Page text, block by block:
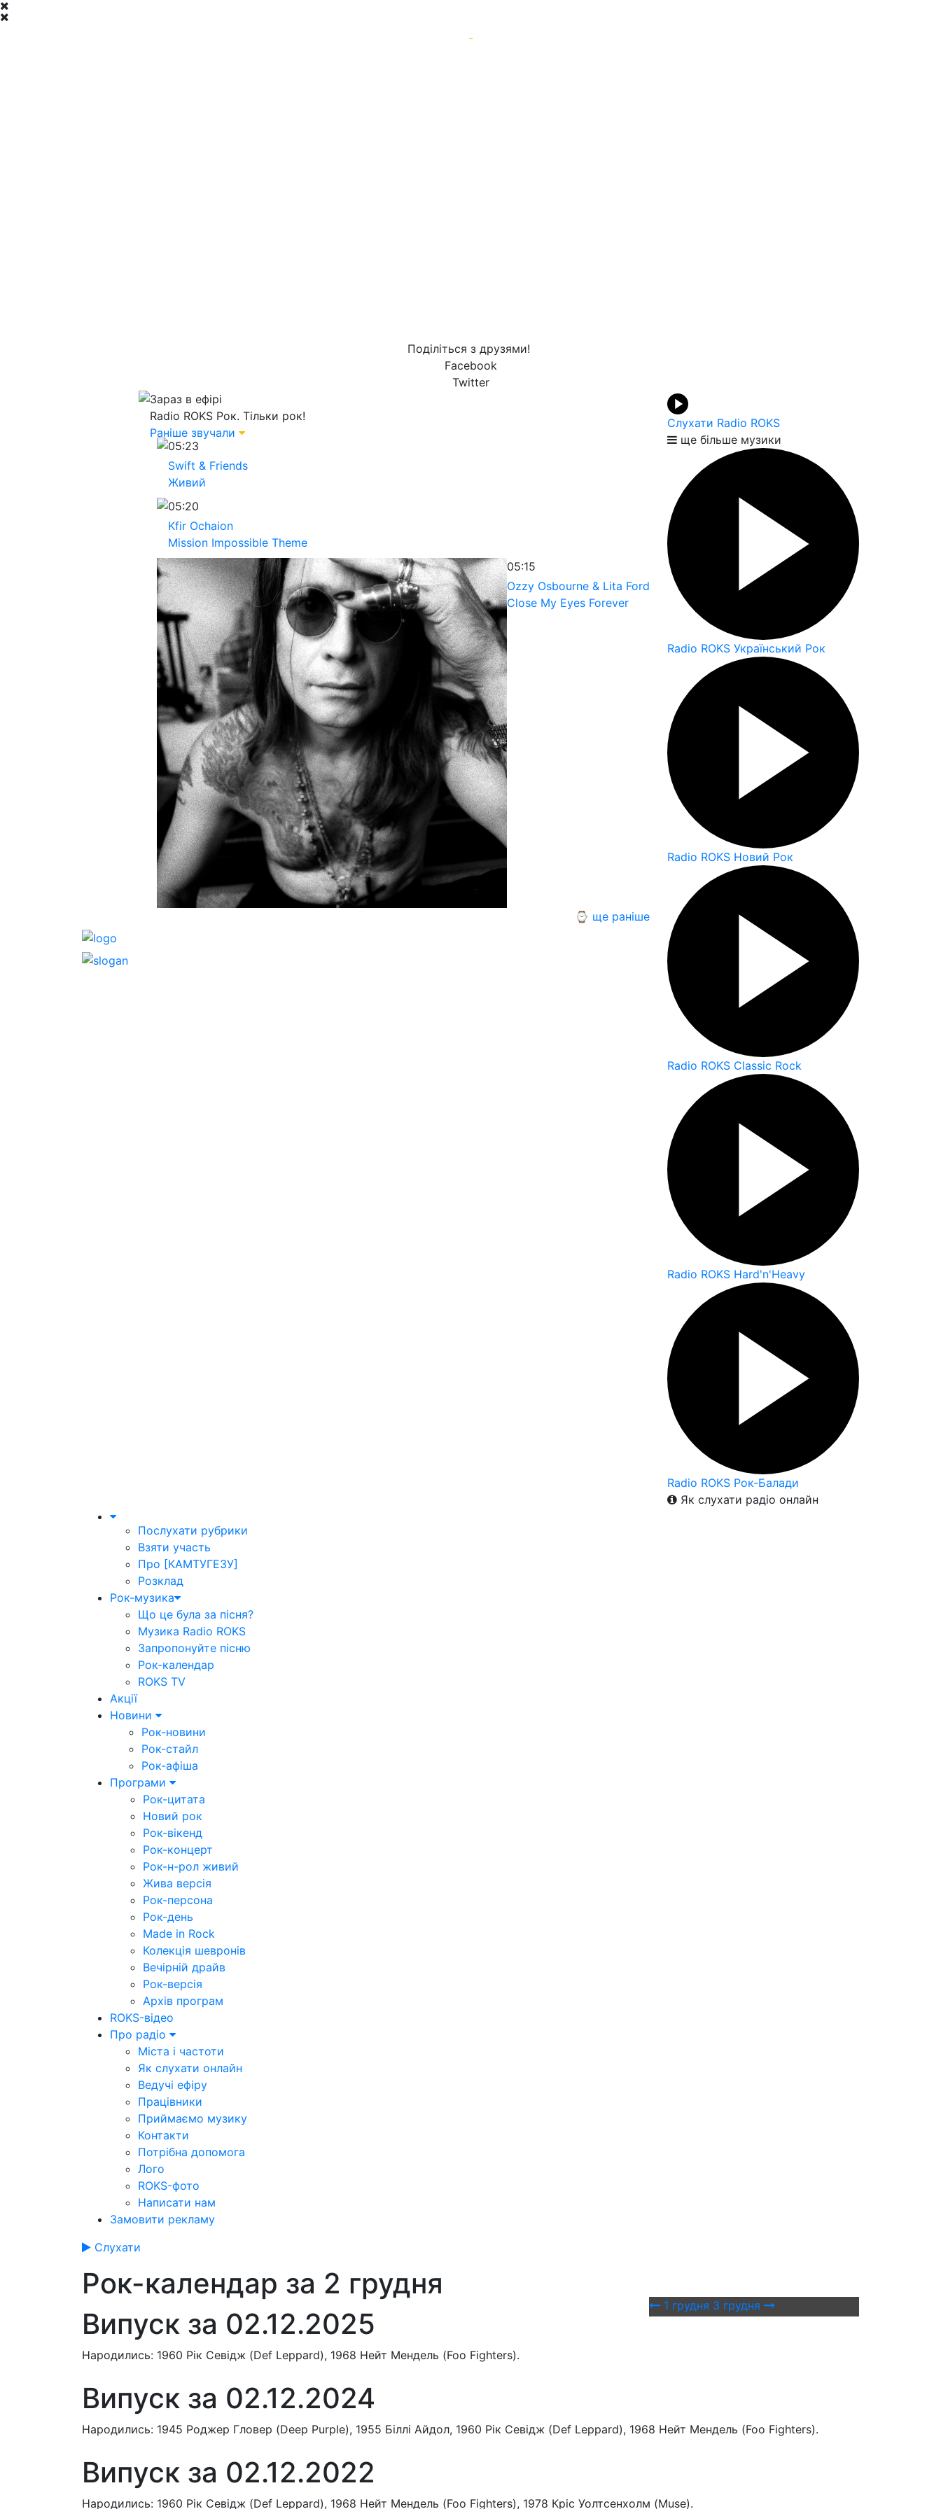
-
Поділіться з друзями!
Facebook
Twitter
Зараз в ефірі
Radio ROKS Рок. Тільки рок!
Раніше звучали
05:23
Swift & Friends
Живий
05:20
Kfir Ochaion
Mission Impossible Theme
05:15
Ozzy Osbourne & Lita Ford
Close My Eyes Forever
⌚ ще раніше
Слухати Radio ROKS
ще більше музики
Radio ROKS Український Рок
Radio ROKS Новий Рок
Radio ROKS Classic Rock
Radio ROKS Hard'n'Heavy
Radio ROKS Рок-Балади
Як слухати радіо онлайн
Послухати рубрики
Взяти участь
Про [КАМТУГЕЗУ]
Розклад
Рок-музика
Що це була за пісня?
Музика Radio ROKS
Запропонуйте пісню
Рок-календар
ROKS TV
Акції
Новини
Рок-новини
Рок-стайл
Рок-афіша
Програми
Рок-цитата
Новий рок
Рок-вікенд
Рок-концерт
Рок-н-рол живий
Жива версія
Рок-персона
Рок-день
Made in Rock
Колекція шевронів
Вечірній драйв
Рок-версія
Архів програм
ROKS-відео
Про радіо
Міста і частоти
Як слухати онлайн
Ведучі ефіру
Працівники
Приймаємо музику
Контакти
Потрібна допомога
Лого
ROKS-фото
Написати нам
Замовити рекламу
Слухати
Рок-календар за 2 грудня
1 грудня 3 грудня
Випуск за 02.12.2025
Народились: 1960 Рік Севідж (Def Leppard), 1968 Нейт Мендель (Foo Fighters).
Випуск за 02.12.2024
Народились: 1945 Роджер Гловер (Deep Purple), 1955 Біллі Айдол, 1960 Рік Севідж (Def Leppard), 1968 Нейт Мендель (Foo Fighters).
Випуск за 02.12.2022
Народились: 1960 Рік Севідж (Def Leppard), 1968 Нейт Мендель (Foo Fighters), 1978 Кріс Уолтсенхолм (Muse).